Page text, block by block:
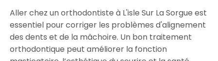
Aller chez un orthodontiste à L'isle Sur La Sorgue est
essentiel pour corriger les problèmes d'alignement
des dents et de la mâchoire. Un bon traitement
orthodontique peut améliorer la fonction